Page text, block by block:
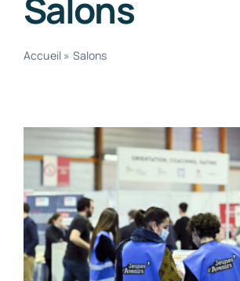
Nos tarifs
Accueil » Salons